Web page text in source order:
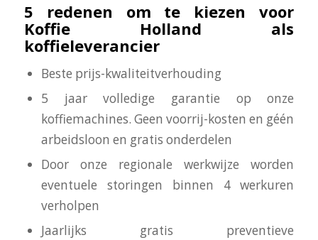
5 redenen om te kiezen voor
Koffie Holland als
koffieleverancier
Beste prijs-kwaliteitverhouding
5 jaar volledige garantie op onze
koffiemachines. Geen voorrij-kosten en géén
arbeidsloon en gratis onderdelen
Door onze regionale werkwijze worden
eventuele storingen binnen 4 werkuren
verholpen
Jaarlijks gratis preventieve